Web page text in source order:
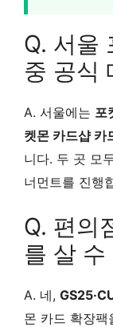
Q. 서울
중 공식
A. 서울에는 포
켓몬 카드샵 카
니다. 두 곳 모
너먼트를 진행
Q. 편의
를 살 수
A. 네,
몬 카드 확장팩